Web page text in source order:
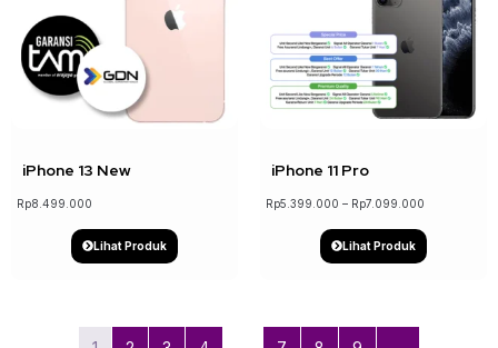
iPhone 13 New
Rp8.499.000
Lihat Produk
iPhone 11 Pro
Rp5.399.000 – Rp7.099.000
Lihat Produk